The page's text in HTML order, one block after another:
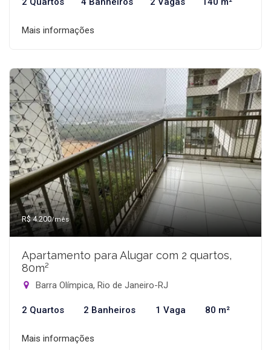
Mais informações
R$ 4.200/mês
Apartamento para Alugar com 2 quartos,
80m²
Barra Olímpica, Rio de Janeiro-RJ
2 Quartos 2 Banheiros 1 Vaga 80 m²
Mais informações